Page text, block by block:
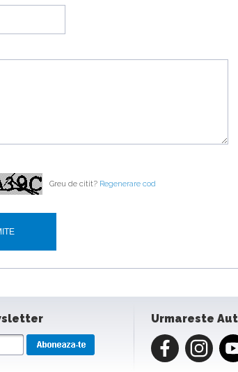
18:19
Greu de citit? Regenerare cod
Urmareste